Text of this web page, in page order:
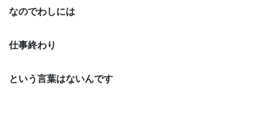
なのでわしには
仕事終わり
という言葉はないんです